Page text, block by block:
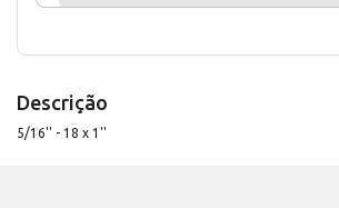
Descrição
5/16'' - 18 x 1''